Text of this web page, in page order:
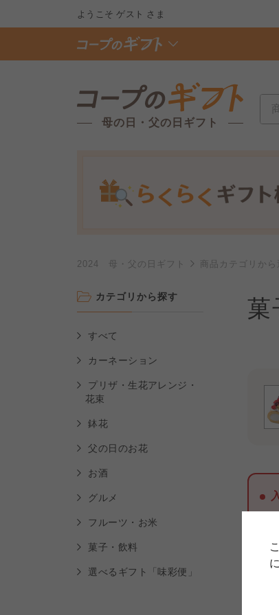
ようこそゲスト さま
母の日・父の日ギフト
2024 母・父の日ギフト 商品カテゴリから
カテゴリから探す
すべて
カーネーション
プリザ・生花アレンジ・
花束
鉢花
父の日のお花
お酒
グルメ
フルーツ・お米
菓子・飲料
選べるギフト「味彩便」
菓
ご
める利用約款をご確認のう
このサイトは7つの生協か
ます。
コープ事業連合、ならびに
このサイトは7つの生協か
生協となります。
各生協の「特定商取引法